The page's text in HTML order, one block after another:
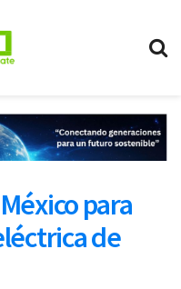
para
de